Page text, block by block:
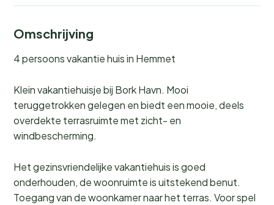
Omschrijving
4 persoons vakantie huis in Hemmet
Klein vakantiehuisje bij Bork Havn. Mooi
teruggetrokken gelegen en biedt een mooie, deels
overdekte terrasruimte met zicht- en
windbescherming.
Het gezinsvriendelijke vakantiehuis is goed
onderhouden, de woonruimte is uitstekend benut.
Toegang van de woonkamer naar het terras. Voor spel